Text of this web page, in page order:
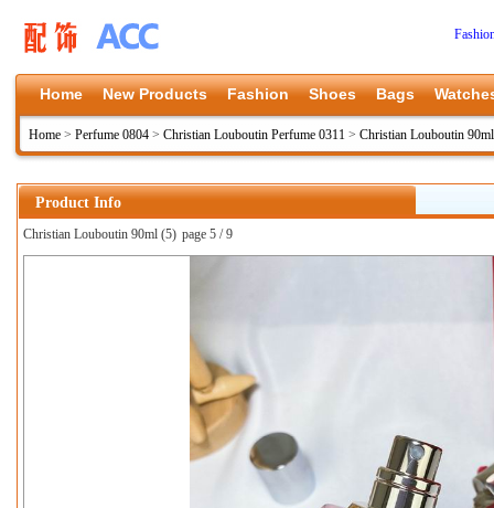
Home New Products Fashion Shoes Bags
Home > Perfume 0804 > Christian Louboutin Perfume 0311 > Christian Louboutin
Product Info
Christian Louboutin 90ml (5) page 5 / 9